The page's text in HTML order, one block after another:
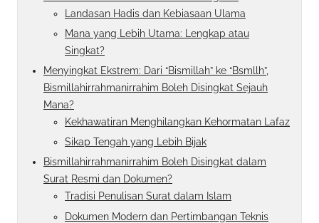
Landasan Hadis dan Kebiasaan Ulama
Mana yang Lebih Utama: Lengkap atau
Singkat?
Menyingkat Ekstrem: Dari “Bismillah” ke “Bsmllh”,
Bismillahirrahmanirrahim Boleh Disingkat Sejauh
Mana?
Kekhawatiran Menghilangkan Kehormatan Lafaz
Sikap Tengah yang Lebih Bijak
Bismillahirrahmanirrahim Boleh Disingkat dalam
Surat Resmi dan Dokumen?
Tradisi Penulisan Surat dalam Islam
Dokumen Modern dan Pertimbangan Teknis